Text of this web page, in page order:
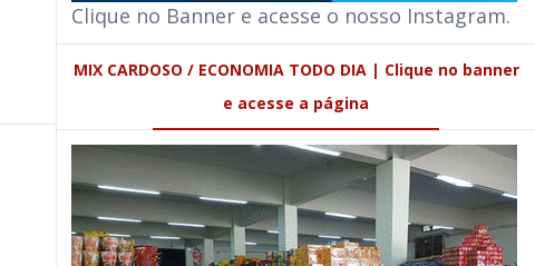
Clique no Banner e acesse o nosso Instagram.
MIX CARDOSO / ECONOMIA TODO DIA | Clique no banner
e acesse a página